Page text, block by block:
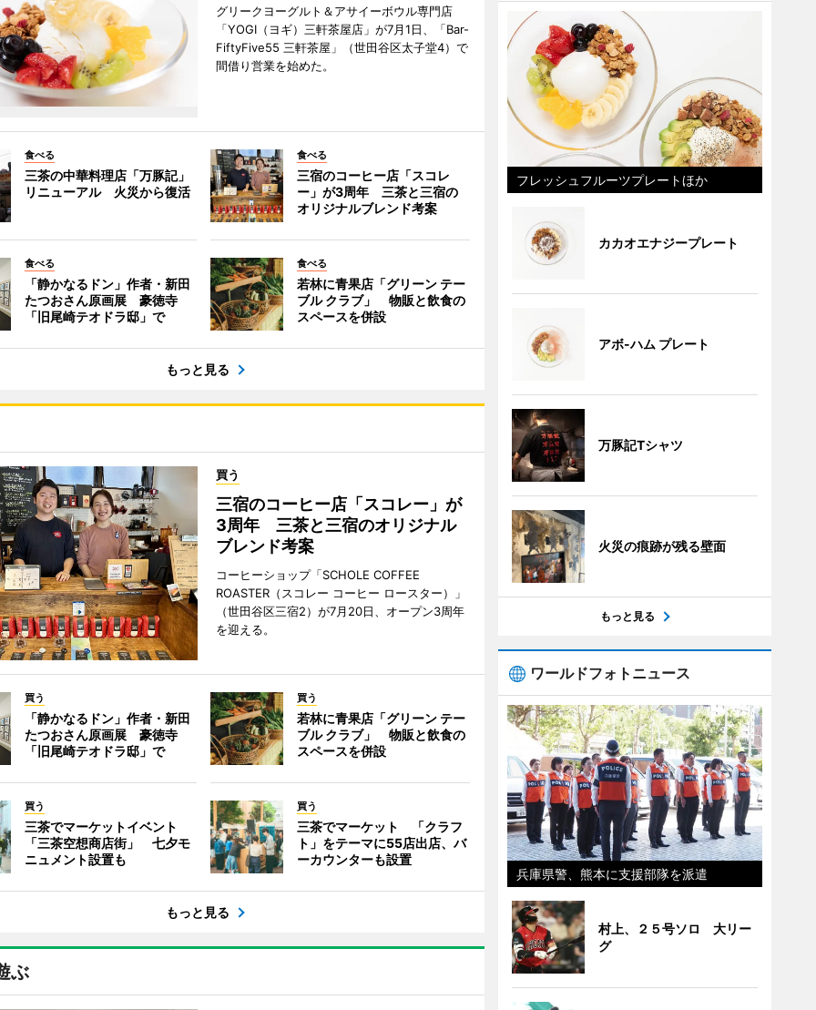
グリークヨーグルト＆アサイーボウル専門店
「YOGI（ヨギ）三軒茶屋店」が7月1日、「Bar-
FiftyFive55 三軒茶屋」（世田谷区太子堂4）で
間借り営業を始めた。
食べる
三茶の中華料理店「万豚記」
リニューアル 火災から復活
食べる
三宿のコーヒー店「スコレ
ー」が3周年 三茶と三宿の
オリジナルブレンド考案
食べる
「静かなるドン」作者・新田
たつおさん原画展 豪徳寺
「旧尾崎テオドラ邸」で
食べる
若林に青果店「グリーン テー
ブル クラブ」 物販と飲食の
スペースを併設
もっと見る
買う
三宿のコーヒー店「スコレー」が
3周年 三茶と三宿のオリジナル
ブレンド考案
コーヒーショップ「SCHOLE COFFEE
ROASTER（スコレー コーヒー ロースター）」
（世田谷区三宿2）が7月20日、オープン3周年
を迎える。
買う
「静かなるドン」作者・新田
たつおさん原画展 豪徳寺
「旧尾崎テオドラ邸」で
買う
若林に青果店「グリーン テー
ブル クラブ」 物販と飲食の
スペースを併設
買う
三茶でマーケットイベント
「三茶空想商店街」 七夕モ
ニュメント設置も
買う
三茶でマーケット 「クラフ
ト」をテーマに55店出店、バ
ーカウンターも設置
もっと見る
ぶ
フレッシュフルーツプレートほか
カカオエナジープレート
アボ-ハム プレート
万豚記Tシャツ
火災の痕跡が残る壁面
もっと見る
ワールドフォトニュース
兵庫県警、熊本に支援部隊を派遣
村上、２５号ソロ 大リー
グ